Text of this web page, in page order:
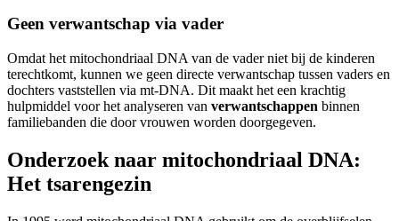
Geen verwantschap via vader
Omdat het mitochondriaal DNA van de vader niet bij de kinderen
terechtkomt, kunnen we geen directe verwantschap tussen vaders en
dochters vaststellen via mt-DNA. Dit maakt het een krachtig
hulpmiddel voor het analyseren van verwantschappen binnen
familiebanden die door vrouwen worden doorgegeven.
Onderzoek naar mitochondriaal DNA:
Het tsarengezin